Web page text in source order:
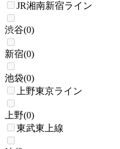
JR湘南新宿ライン
渋谷(0)
新宿(0)
池袋(0)
上野東京ライン
上野(0)
東武東上線